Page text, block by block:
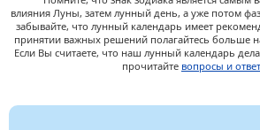
влияния Луны, затем лунный день, а уже потом
забывайте, что лунный календарь имеет
принятии важных решений полагайтесь больше
Если Вы считаете, что наш лунный календарь
прочитайте вопросы и